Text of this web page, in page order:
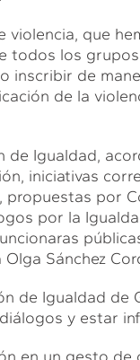
que
todos los
inscribir de
de la
Igualdad,
iniciativas
por
por la
Sánchez
de Igualdad de
y estar